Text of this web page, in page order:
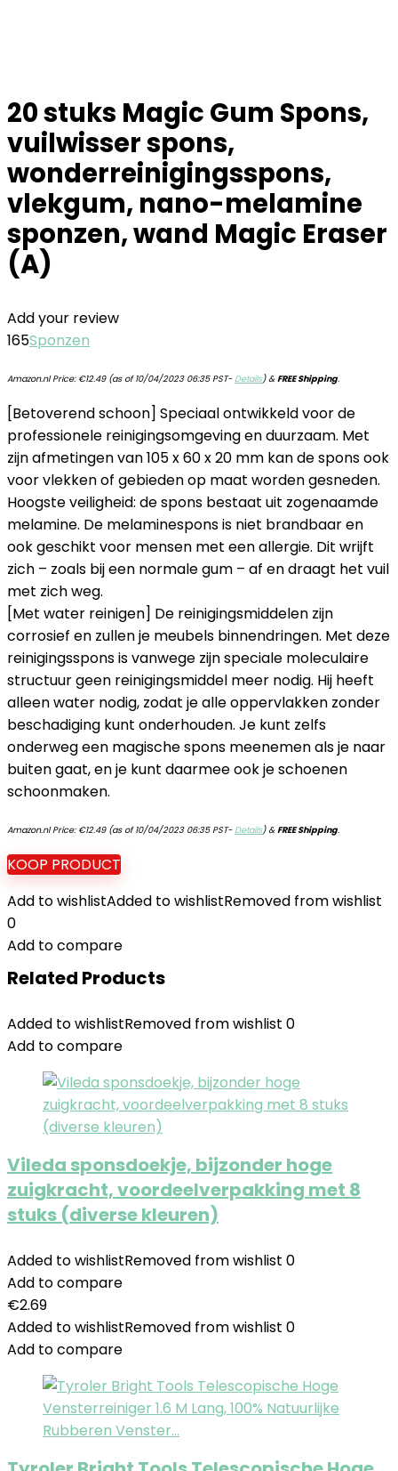
20 stuks Magic Gum Spons,
vuilwisser spons,
wonderreinigingsspons,
vlekgum, nano-melamine
sponzen, wand Magic Eraser
(A)
Add your review
165Sponzen
Amazon.nl Price: €12.49(as of 10/04/2023 06:35 PST- Details)&FREE Shipping.
[Betoverend schoon] Speciaal ontwikkeld voor de
professionele reinigingsomgeving en duurzaam. Met
zijn afmetingen van 105 x 60 x 20 mm kan de spons ook
voor vlekken of gebieden op maat worden gesneden.
Hoogste veiligheid: de spons bestaat uit zogenaamde
melamine. De melaminespons is niet brandbaar en
ook geschikt voor mensen met een allergie. Dit wrijft
zich – zoals bij een normale gum – af en draagt het vuil
met zich weg.
[Met water reinigen] De reinigingsmiddelen zijn
corrosief en zullen je meubels binnendringen. Met deze
reinigingsspons is vanwege zijn speciale moleculaire
structuur geen reinigingsmiddel meer nodig. Hij heeft
alleen water nodig, zodat je alle oppervlakken zonder
beschadiging kunt onderhouden. Je kunt zelfs
onderweg een magische spons meenemen als je naar
buiten gaat, en je kunt daarmee ook je schoenen
schoonmaken.
Amazon.nl Price: €12.49(as of 10/04/2023 06:35 PST- Details)&FREE Shipping.
KOOP PRODUCT
Add to wishlistAdded to wishlistRemoved from wishlist
0
Add to compare
Related Products
Added to wishlistRemoved from wishlist 0
Add to compare
Vileda sponsdoekje, bijzonder hoge
zuigkracht, voordeelverpakking met 8
stuks (diverse kleuren)
Added to wishlistRemoved from wishlist 0
Add to compare
€2.69
Added to wishlistRemoved from wishlist 0
Add to compare